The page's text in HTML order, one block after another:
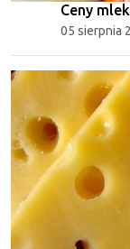
Ceny
05 sierpnia